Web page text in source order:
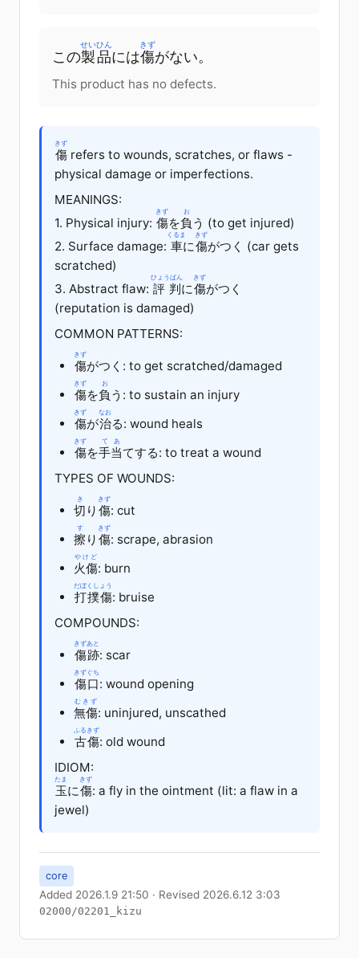
この製品
せいひん
には傷
きず
がない。
This product has no defects.
傷
きず
refers to wounds, scratches, or flaws -
physical damage or imperfections.
MEANINGS:
1. Physical injury: 傷
きず
を負
お
う (to get injured)
2. Surface damage: 車
くるま
に傷
きず
がつく (car gets
scratched)
3. Abstract flaw: 評判
ひょうばん
に傷
きず
がつく
(reputation is damaged)
COMMON PATTERNS:
傷
きず
がつく : to get scratched/damaged
傷
きず
を負
お
う : to sustain an injury
傷
きず
が治
なお
る: wound heals
傷
きず
を手当
てあ
てする: to treat a wound
TYPES OF WOUNDS:
切
き
り 傷
きず
: cut
擦
す
り 傷
きず
: scrape, abrasion
火傷
やけど
: burn
打撲傷
だぼくしょう
: bruise
COMPOUNDS:
傷跡
きずあと
: scar
傷口
きずぐち
: wound opening
無傷
むきず
: uninjured, unscathed
古傷
ふるきず
: old wound
IDIOM:
玉
たま
に傷
きず
: a fly in the ointment (lit: a flaw in a
jewel)
core
Added 2026.1.9 21:50 · Revised 2026.6.12 3:03
02000/02201_kizu